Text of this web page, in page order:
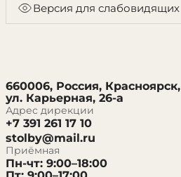
Версия для слабовидящих
660006, Россия, Красноярск,
ул. Карьерная, 26-а
Адрес дирекции
+7 391 261 17 10
stolby@mail.ru
Приёмная
Пн-чт: 9:00–18:00